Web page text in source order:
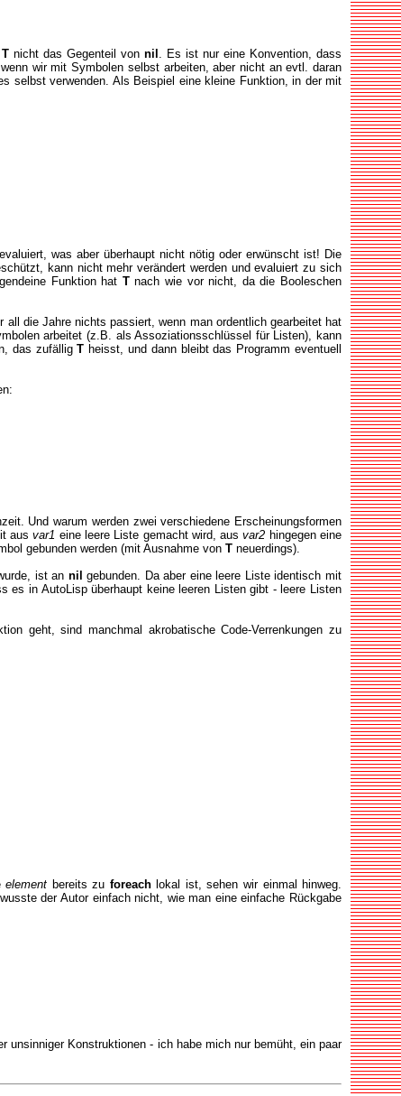
T nicht das Gegenteil vonnil
. Es ist nur eine Konvention, dass
wir mit Symbolen selbst arbeiten, aber nicht an evtl. daran
selbst verwenden. Als Beispiel eine kleine Funktion, in der mit
was aber überhaupt nicht nötig oder erwünscht ist! Die
kann nicht mehr verändert werden und evaluiert zu sich
Funktion hat Tnach wie vor nicht, da die Booleschen
die Jahre nichts passiert, wenn man ordentlich gearbeitet hat
arbeitet (z.B. als Assoziationsschlüssel für Listen), kann
das zufälligT heisst, und dann bleibt das Programm eventuell
Und warum werden zwei verschiedene Erscheinungsformen
ausvar1 eine leere Liste gemacht wird, ausvar2 hingegen eine
gebunden werden (mit Ausnahme von T neuerdings).
ist an nil gebunden. Da aber eine leere Liste identisch mit
es in AutoLisp überhaupt keine leeren Listen gibt - leere Listen
geht, sind manchmal akrobatische Code-Verrenkungen zu
element bereits zu foreachlokal ist, sehen wir einmal hinweg.
der Autor einfach nicht, wie man eine einfache Rückgabe
Konstruktionen - ich habe mich nur bemüht, ein paar